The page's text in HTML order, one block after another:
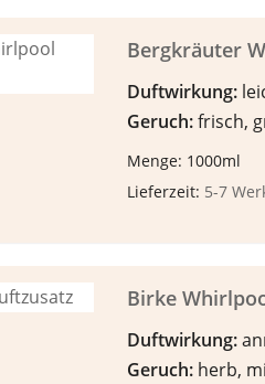
Bergkräuter
Duftwirkung:
Geruch:frisch,
Menge: 1000ml
Lieferzeit: 5-7
Birke
Duftwirkung:
Geruch: herb,